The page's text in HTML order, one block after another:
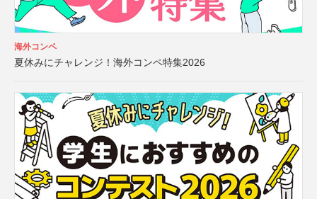
海外コンペ
夏休みにチャレンジ！海外コンペ特集2026